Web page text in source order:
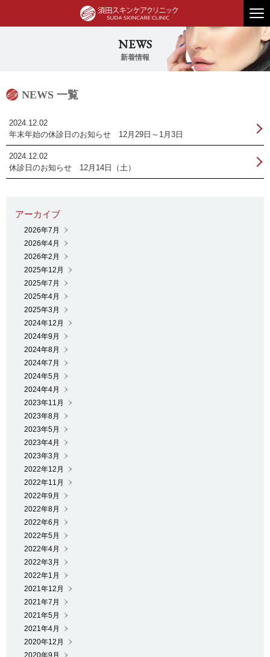
2024.12.02
年末年始の休診日のお知らせ 12月29日～1月3日
2024.12.02
休診日のお知らせ 12月14日（土）
2026年7月
2026年4月
2026年2月
2025年12月
2025年7月
2025年4月
2025年3月
2024年12月
2024年9月
2024年8月
2024年7月
2024年5月
2024年4月
2023年11月
2023年8月
2023年5月
2023年4月
2023年3月
2022年12月
2022年11月
2022年9月
2022年8月
2022年6月
2022年5月
2022年4月
2022年3月
2022年1月
2021年12月
2021年7月
2021年5月
2021年4月
2020年12月
2020年9月